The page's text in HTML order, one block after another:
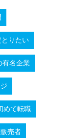
とりたい
有名企業
めて転職
売者